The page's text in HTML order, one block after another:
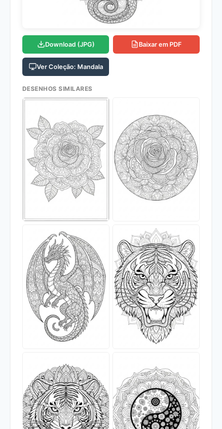
Download (JPG) Baixar em PDF
Ver Coleção: Mandala
DESENHOS SIMILARES